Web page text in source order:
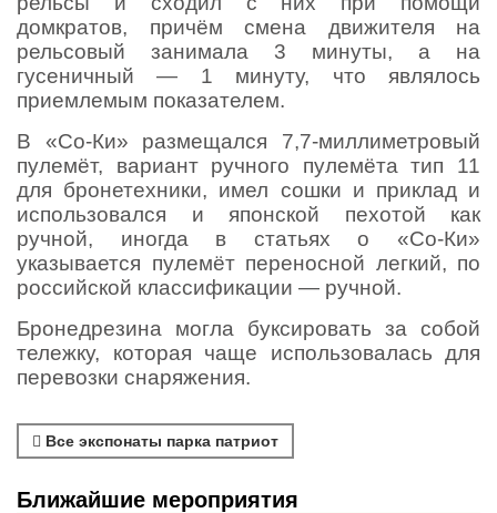
домкратов, причём смена движителя на
рельсовый занимала 3 минуты, а на
гусеничный — 1 минуту, что являлось
приемлемым показателем.
В «Со-Ки» размещался 7,7-миллиметровый
пулемёт, вариант ручного пулемёта тип 11
для бронетехники, имел сошки и приклад и
использовался и японской пехотой как
ручной, иногда в статьях о «Со-Ки»
указывается пулемёт переносной легкий, по
российской классификации — ручной.
Бронедрезина могла буксировать за собой
тележку, которая чаще использовалась для
перевозки снаряжения.
Все экспонаты парка патриот
Ближайшие мероприятия